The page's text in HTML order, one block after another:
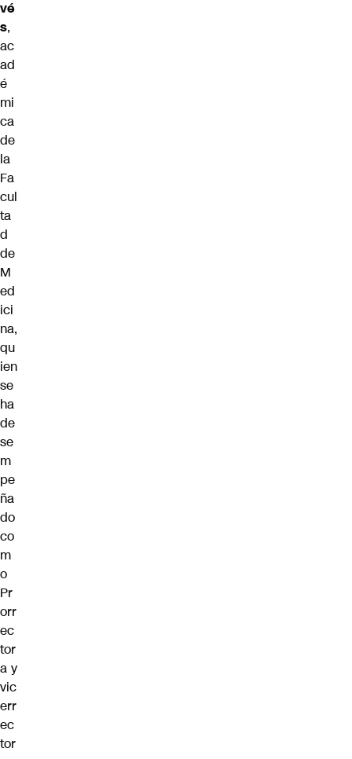
vé
s,
ac
ad
é
mi
ca
de
la
Fa
cul
ta
d
de
M
ed
ici
na,
qu
ien
se
ha
de
se
m
pe
ña
do
co
m
o
Pr
orr
ec
tor
a y
vic
err
ec
tor